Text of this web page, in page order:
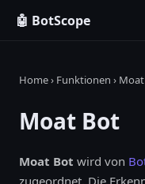
🤖 BotScope
Home› Funktionen ›
Moat Bot
Moat Bot wird von
zugeordnet. Die